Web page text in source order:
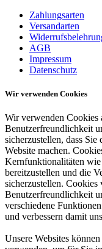
Zahlungsarten
Versandarten
AGB
Impressum
Datenschutz
Wir verwenden Cookies
Wir verwenden Cookies
Benutzerfreundlichkeit
sicherzustellen, dass
Website machen.
Kernfunktionalitäten
bereitzustellen und die
sicherzustellen. Cookies
Benutzerfreundlichkeit
verschiedene
und verbessern damit
Unsere Websites